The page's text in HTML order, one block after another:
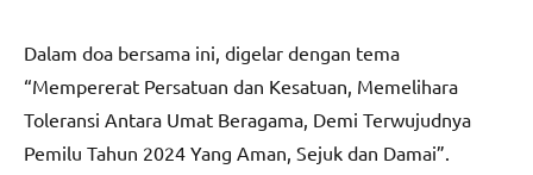
Dalam doa bersama ini, digelar dengan tema
“Mempererat Persatuan dan Kesatuan, Memelihara
Toleransi Antara Umat Beragama, Demi Terwujudnya
Pemilu Tahun 2024 Yang Aman, Sejuk dan Damai”.